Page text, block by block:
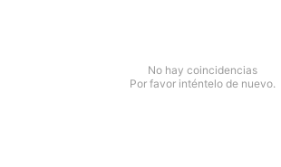
No hay coincidencias
Por favor inténtelo de nuevo.